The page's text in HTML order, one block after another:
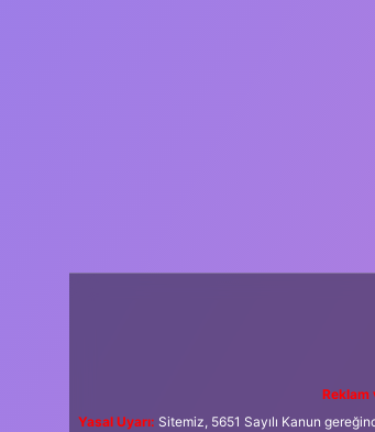
Reklam
Yasal Uyarı: Sitemiz, 5651 Sayılı Kanun